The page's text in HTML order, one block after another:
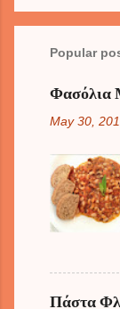
Popular
Φασόλια
May 30,
Πάστα